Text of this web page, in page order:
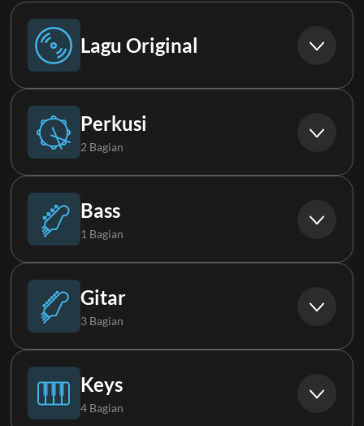
Lagu Original
Lagu Original
Perkusi
2 Bagian
Drums
Aux Drums
Bass
1 Bagian
Synth Bass
Gitar
3 Bagian
Akustik Gitar
Keys
4 Bagian